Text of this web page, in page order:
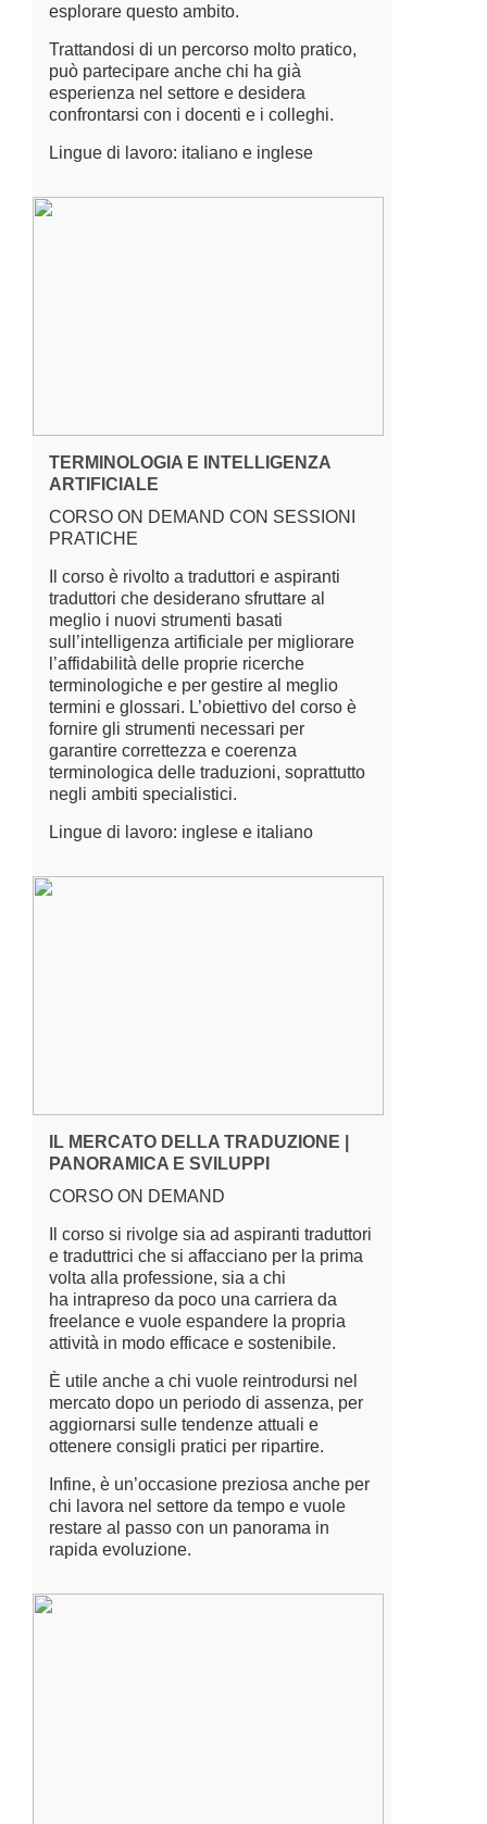
esplorare questo ambito.
Trattandosi di un percorso molto pratico,
può partecipare anche chi ha già
esperienza nel settore e desidera
confrontarsi con i docenti e i colleghi.
Lingue di lavoro: italiano e inglese
TERMINOLOGIA E INTELLIGENZA
ARTIFICIALE
CORSO ON DEMAND CON SESSIONI
PRATICHE
Il corso è rivolto a traduttori e aspiranti
traduttori che desiderano sfruttare al
meglio i nuovi strumenti basati
sull’intelligenza artificiale per migliorare
l’affidabilità delle proprie ricerche
terminologiche e per gestire al meglio
termini e glossari. L’obiettivo del corso è
fornire gli strumenti necessari per
garantire correttezza e coerenza
terminologica delle traduzioni, soprattutto
negli ambiti specialistici.
Lingue di lavoro: inglese e italiano
IL MERCATO DELLA TRADUZIONE |
PANORAMICA E SVILUPPI
CORSO ON DEMAND
Il corso si rivolge sia ad aspiranti traduttori
e traduttrici che si affacciano per la prima
volta alla professione, sia a chi
ha intrapreso da poco una carriera da
freelance e vuole espandere la propria
attività in modo efficace e sostenibile.
È utile anche a chi vuole reintrodursi nel
mercato dopo un periodo di assenza, per
aggiornarsi sulle tendenze attuali e
ottenere consigli pratici per ripartire.
Infine, è un’occasione preziosa anche per
chi lavora nel settore da tempo e vuole
restare al passo con un panorama in
rapida evoluzione.